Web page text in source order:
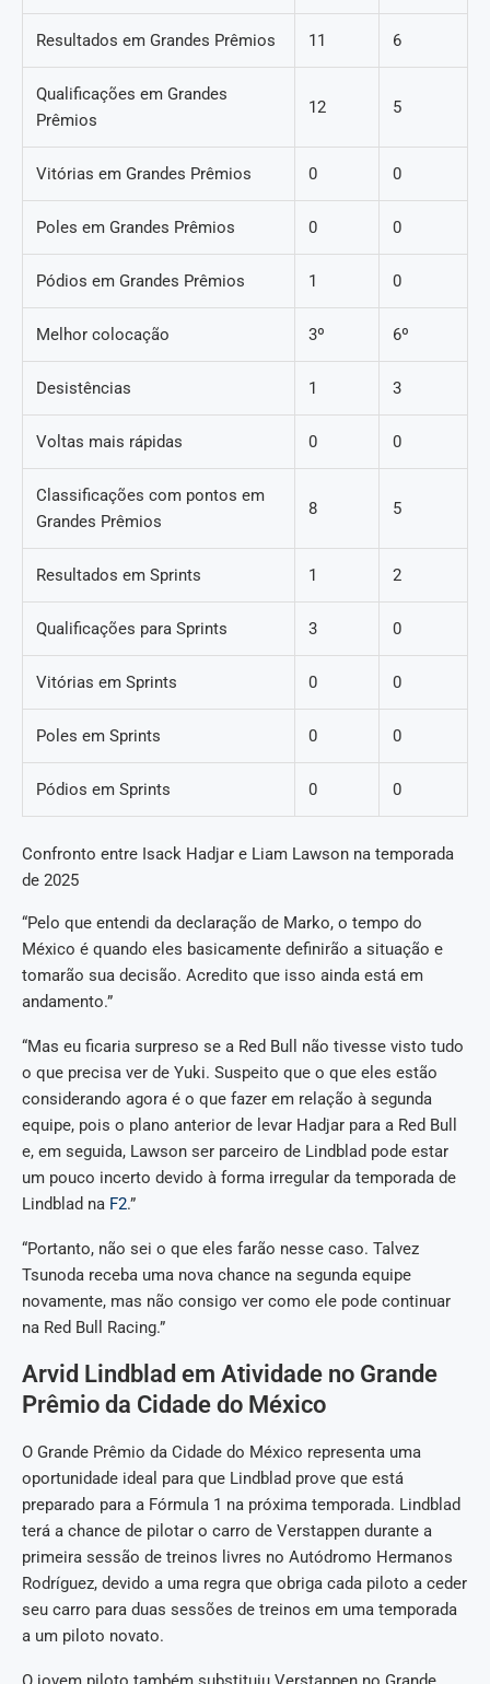
Resultados em Grandes Prêmios 11 6
Qualificações em Grandes
Prêmios
12 5
Vitórias em Grandes Prêmios 0 0
Poles em Grandes Prêmios 0 0
Pódios em Grandes Prêmios 1 0
Melhor colocação 3º 6º
Desistências 1 3
Voltas mais rápidas 0 0
Classificações com pontos em
Grandes Prêmios
8 5
Resultados em Sprints 1 2
Qualificações para Sprints 3 0
Vitórias em Sprints 0 0
Poles em Sprints 0 0
Pódios em Sprints 0 0
Confronto entre Isack Hadjar e Liam Lawson na temporada
de 2025
“Pelo que entendi da declaração de Marko, o tempo do
México é quando eles basicamente definirão a situação e
tomarão sua decisão. Acredito que isso ainda está em
andamento.”
“Mas eu ficaria surpreso se a Red Bull não tivesse visto tudo
o que precisa ver de Yuki. Suspeito que o que eles estão
considerando agora é o que fazer em relação à segunda
equipe, pois o plano anterior de levar Hadjar para a Red Bull
e, em seguida, Lawson ser parceiro de Lindblad pode estar
um pouco incerto devido à forma irregular da temporada de
Lindblad na F2.”
“Portanto, não sei o que eles farão nesse caso. Talvez
Tsunoda receba uma nova chance na segunda equipe
novamente, mas não consigo ver como ele pode continuar
na Red Bull Racing.”
Arvid Lindblad em Atividade no Grande
Prêmio da Cidade do México
O Grande Prêmio da Cidade do México representa uma
oportunidade ideal para que Lindblad prove que está
preparado para a Fórmula 1 na próxima temporada. Lindblad
terá a chance de pilotar o carro de Verstappen durante a
primeira sessão de treinos livres no Autódromo Hermanos
Rodríguez, devido a uma regra que obriga cada piloto a ceder
seu carro para duas sessões de treinos em uma temporada
a um piloto novato.